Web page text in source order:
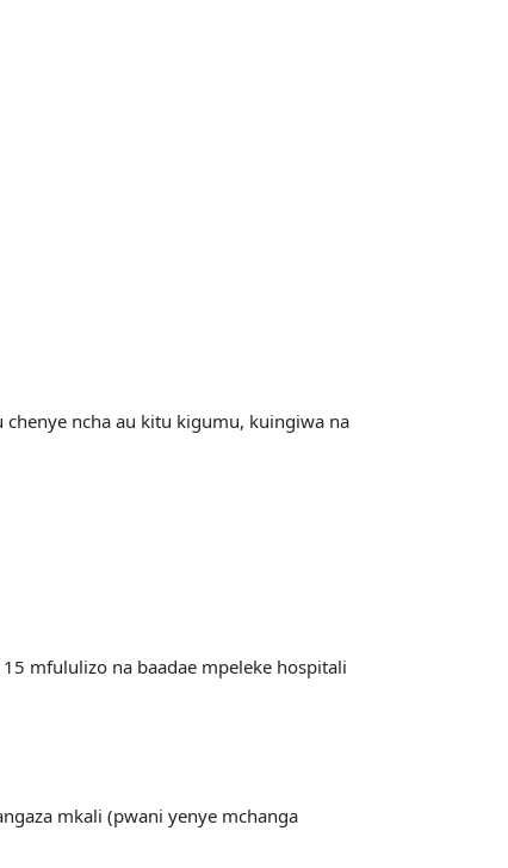
ncha au kitu kigumu, kuingiwa na
mfululizo na baadae mpeleke hospitali
mkali (pwani yenye mchanga